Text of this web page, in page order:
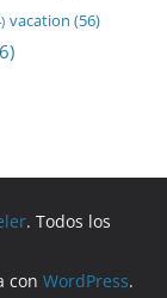
vacation (56)
. Todos los
con WordPress.